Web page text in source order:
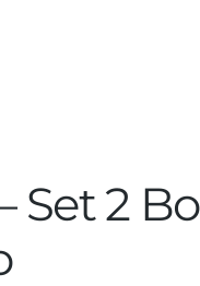
Set 2